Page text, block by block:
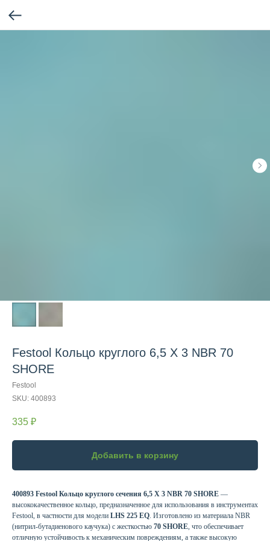
Festool Кольцо круглого 6,5 X 3 NBR 70
SHORE
Festool
SKU: 400893
335 ₽
Добавить в корзину
400893 Festool Кольцо круглого сечения 6,5 X 3 NBR 70 SHORE —
высококачественное кольцо, предназначенное для использования в инструментах
Festool, в частности для модели LHS 225 EQ. Изготовлено из материала NBR
(нитрил-бутадиенового каучука) с жесткостью 70 SHORE, что обеспечивает
отличную устойчивость к механическим повреждениям, а также высокую